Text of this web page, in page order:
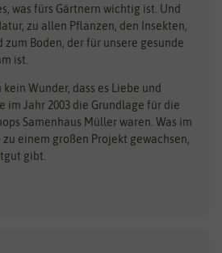
Dürr-Samen
Feldsaaten Freudenberger
Fertil
Flora Elite
was fürs Gärtnern wichtig ist. Und
zu allen Pflanzen, den Insekten,
Boden, der für unsere gesunde
ist.
Wunder, dass es Liebe und
im Jahr 2003 die Grundlage für die
Samenhaus Müller waren. Was im
einem großen Projekt gewachsen,
gibt.